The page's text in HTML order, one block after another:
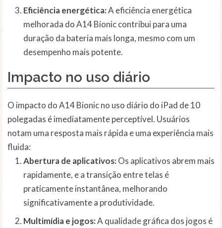
Eficiência energética:A eficiência energética
melhorada do A14 Bionic contribui para uma
duração da bateria mais longa, mesmo com um
desempenho mais potente.
Impacto no uso diário
O impacto do A14 Bionic no uso diário do iPad de 10
polegadas é imediatamente perceptível. Usuários
notam uma resposta mais rápida e uma experiência mais
fluida:
Abertura de aplicativos:Os aplicativos abrem mais
rapidamente, e a transição entre telas é
praticamente instantânea, melhorando
significativamente a produtividade.
Multimídia e jogos:A qualidade gráfica dos jogos é